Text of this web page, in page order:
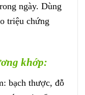
ngày. Dùng
triệu chứng
khớp:
bạch thược, đỗ